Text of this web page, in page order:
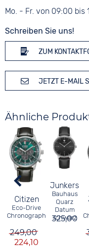
Mo. - Fr. von 09:00 bis
Schreiben Sie uns!
ZUM
JETZT E-MAIL
Ähnliche
Citizen
Eco-Drive
Chronograph
249,00
224,10
Junkers
Bauhaus
Quarz
Datum
schwarz
325,00